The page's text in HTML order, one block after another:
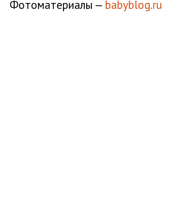
Фотоматериалы — babyblog.ru